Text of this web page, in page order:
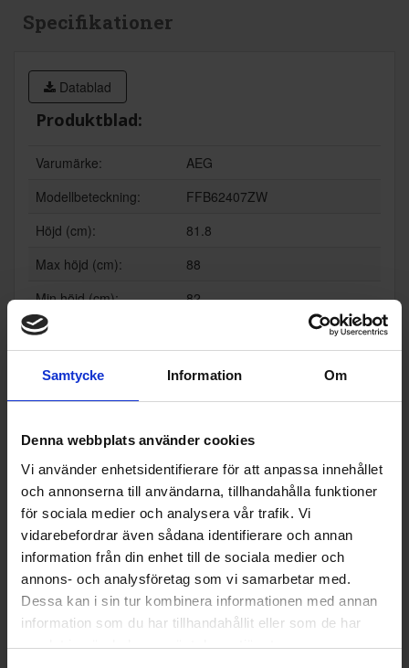
Samtycke Information Om
Denna webbplats använder cookies
Vi använder enhetsidentifierare för att anpassa innehållet
och annonserna till användarna, tillhandahålla funktioner
för sociala medier och analysera vår trafik. Vi
vidarebefordrar även sådana identifierare och annan
information från din enhet till de sociala medier och
annons- och analysföretag som vi samarbetar med.
Dessa kan i sin tur kombinera informationen med annan
information som du har tillhandahållit eller som de har
samlat in när du har använt deras tjänster.
Specifikationer
Datablad
Produktblad:
Varumärke:
AEG
Modellbeteckning:
FFB62407ZW
Höjd (cm):
81.8
Max höjd (cm):
88
Min höjd (cm):
82
Bredd (cm):
Energianvändning (kW
70
Utsläppsklass för luftbu
ret akustiskt buller:
C
46 decibel A (regn mot ett fönst
er motsvarar ca 45 dB A)
Antal kuvert (st):
9
Vattenförbrukningen i lit
er per disk:
9.9